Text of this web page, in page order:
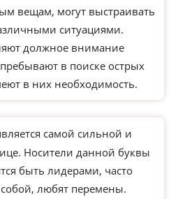
вещам, могут выстраивать
ситуациями.
должное внимание
в поиске острых
в них необходимость.
самой сильной и
Носители данной буквы
быть лидерами, часто
любят перемены.